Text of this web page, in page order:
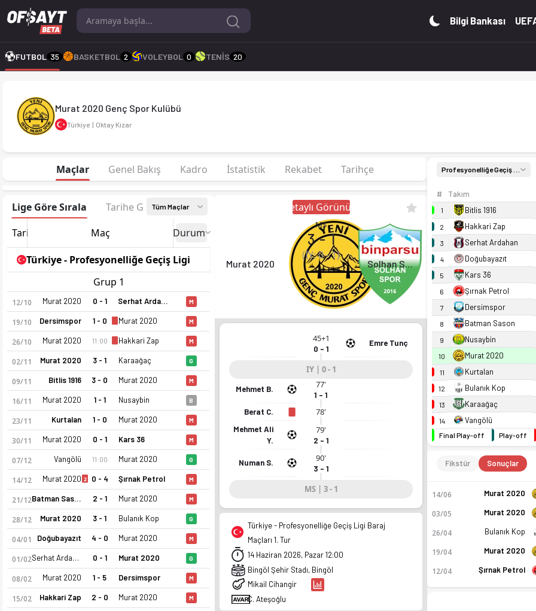
Murat 2020 Genç Spor Kulübü 25-26 sezonu | Profesyonelliğe Geçiş Ligi Grup 1'de 10. sırada, 27 puan. Kadro, fikstür ve
Bilgi Bankası
FUTBOL 35 BASKETBOL 2 VOLEYBOL 0 TENİS 20
Murat 2020 Genç Spor Kulübü
Türkiye | Oktay Kizar
Maçlar Genel Bakış Kadro İstatistik Rekabet Tarihçe
Lige Göre Sırala Tarihe Göre Sırala
Tüm Maçlar
Tarih Maç Durum
Türkiye - Profesyonelliğe Geçiş Ligi
Grup 1
12/10 Murat 2020 0 - 1 Serhat Ardahan M
19/10 Dersimspor 1 - 0 Murat 2020 M
26/10 Murat 2020 11:00 Hakkari Zap M
02/11 Murat 2020 3 - 1 Karaağaç G
09/11 Bitlis 1916 3 - 0 Murat 2020 M
16/11 Murat 2020 1 - 1 Nusaybin B
23/11 Kurtalan 1 - 0 Murat 2020 M
30/11 Murat 2020 0 - 1 Kars 36 M
07/12 Vangölü 11:00 Murat 2020 G
14/12 Murat 2020 2 0 - 4 Şırnak Petrol M
21/12 Batman Sason 2 - 1 Murat 2020 M
28/12 Murat 2020 3 - 1 Bulanık Kop G
04/01 Doğubayazıt 4 - 0 Murat 2020 M
01/02 Serhat Ardahan 0 - 1 Murat 2020 G
08/02 Murat 2020 1 - 5 Dersimspor M
15/02 Hakkari Zap 2 - 0 Murat 2020 M
Detaylı Görünüm
Murat 2020
MS
3 - 1
(İY:0-1)
Solhan Spor
45+1
0 - 1
Emre Tunç
IY | 0 - 1
Mehmet B. 77'
1 - 1
Berat C.
78'
Mehmet Ali
Y.
79'
2 - 1
Numan S. 90'
3 - 1
MS | 3 - 1
Türkiye - Profesyonelliğe Geçiş Ligi Baraj
Maçları 1. Tur
14 Haziran 2026, Pazar 12:00
Bingöl Şehir Stadı, Bingöl
Mikail Cihangir
C. Ateşoğlu
# Takım
1 Bitlis 1916
2 Hakkari Zap
3 Serhat Ardahan
4 Doğubayazıt
5 Kars 36
6 Şırnak Petrol
7 Dersimspor
8 Batman Sason
9 Nusaybin
10 Murat 2020
11 Kurtalan
12 Bulanık Kop
13 Karaağaç
14 Vangölü
Final Play-off Play-off
Fikstür Sonuçlar
14/06 Murat 2020
03/05 Murat 2020
26/04 Bulanık Kop
19/04 Murat 2020
12/04 Şırnak Petrol